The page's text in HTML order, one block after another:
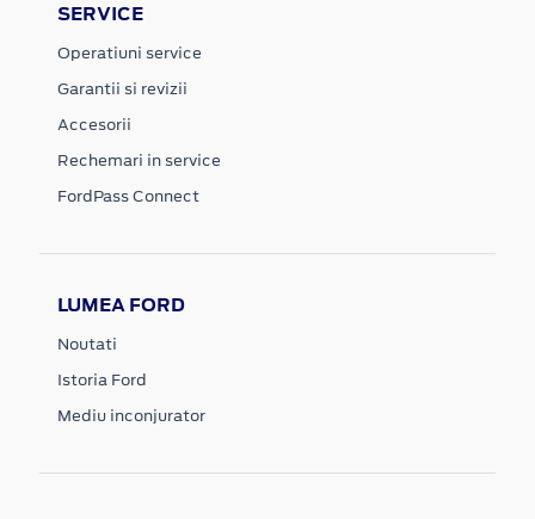
SERVICE
Operatiuni service
Garantii si revizii
Accesorii
Rechemari in service
FordPass Connect
LUMEA FORD
Noutati
Istoria Ford
Mediu inconjurator